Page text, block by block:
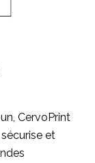
CervoPrint
et